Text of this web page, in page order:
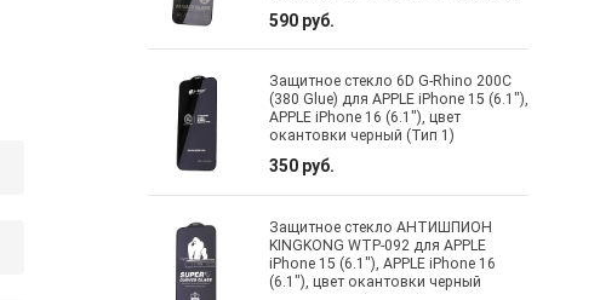
590 руб.
Защитное стекло 6D G-Rhino 200C
(380 Glue) для APPLE iPhone 15 (6.1"),
APPLE iPhone 16 (6.1"), цвет
окантовки черный (Тип 1)
350 руб.
Защитное стекло АНТИШПИОН
KINGKONG WTP-092 для APPLE
iPhone 15 (6.1"), APPLE iPhone 16
(6.1"), цвет окантовки черный